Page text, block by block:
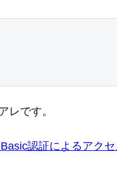
レです。
認証によるアク